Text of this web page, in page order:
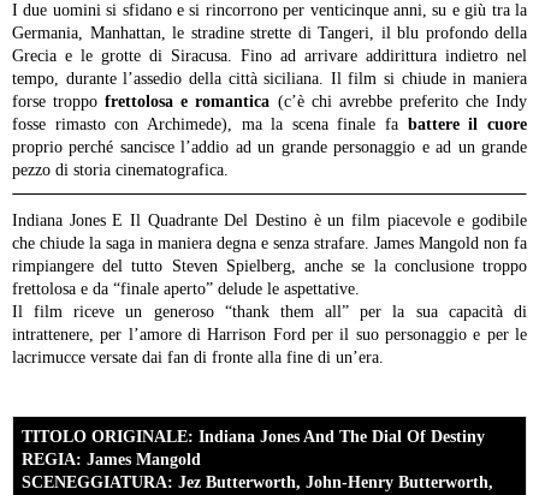
I due uomini si sfidano e si rincorrono per venticinque anni, su e giù tra la
Germania, Manhattan, le stradine strette di Tangeri, il blu profondo della
Grecia e le grotte di Siracusa. Fino ad arrivare addirittura indietro nel
tempo, durante l’assedio della città siciliana. Il film si chiude in maniera
forse troppo frettolosa e romantica (c’è chi avrebbe preferito che Indy
fosse rimasto con Archimede), ma la scena finale fa battere il cuore
proprio perché sancisce l’addio ad un grande personaggio e ad un grande
pezzo di storia cinematografica.
Indiana Jones E Il Quadrante Del Destino è un film piacevole e godibile
che chiude la saga in maniera degna e senza strafare. James Mangold non fa
rimpiangere del tutto Steven Spielberg, anche se la conclusione troppo
frettolosa e da “finale aperto” delude le aspettative.
Il film riceve un generoso “thank them all” per la sua capacità di
intrattenere, per l’amore di Harrison Ford per il suo personaggio e per le
lacrimucce versate dai fan di fronte alla fine di un’era.
TITOLO ORIGINALE: Indiana Jones And The Dial Of Destiny
REGIA: James Mangold
SCENEGGIATURA: Jez Butterworth, John-Henry Butterworth,